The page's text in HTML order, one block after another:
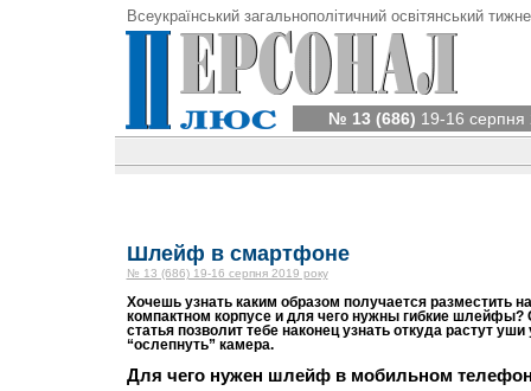
Всеукраїнський загальнополітичний освітянський
№ 13 (686) 19-16 серпня
Шлейф в смартфоне
№ 13 (686) 19-16 серпня 2019 року
Хочешь узнать каким образом получается разместить
компактном корпусе и для чего нужны гибкие
статья позволит тебе наконец узнать откуда растут
“ослепнуть” камера.
Для чего нужен шлейф в мобильном